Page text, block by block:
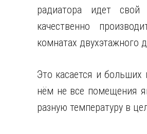
радиатора идет свой
качественно
комнатах двухэтажного
Это касается и
нём не все помещения
разную температуру в